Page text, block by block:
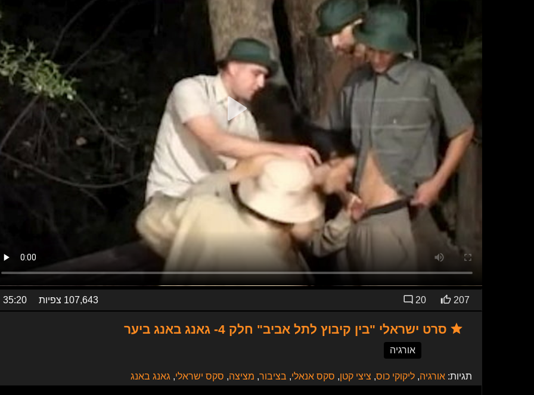
35:20 107,643 צפיות 207
20
סרט ישראלי "בין קיבוץ לתל אביב" חלק 4- גאנג באנג ביער
אורגיה
תגיות: אורגיה, ליקוקי כוס, ציצי קטן, סקס אנאלי, בציבור, מציצה, סקס ישראלי, גאנג באנג